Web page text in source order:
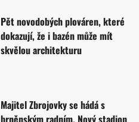
Pět novodobých plováren, které
dokazují, že i bazén může mít
skvělou architekturu
Majitel Zbrojovky se hádá s